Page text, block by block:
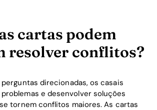
cartas podem
resolver conflitos?
direcionadas, os casais
e desenvolver soluções
tornem conflitos maiores. As cartas